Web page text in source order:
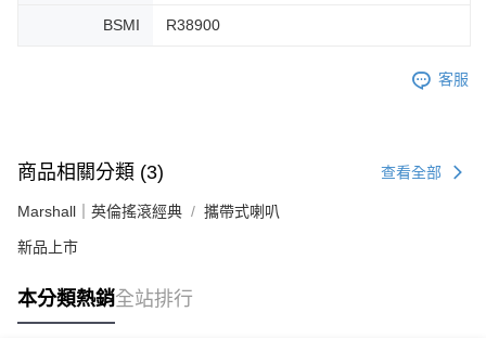
BSMI R38900
客服
商品相關分類 (3) 查看全部
Marshall｜英倫搖滾經典 攜帶式喇叭
新品上市
本分類熱銷全站排行